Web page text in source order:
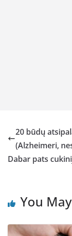
20 būdų
(Alzheimeri,
Dabar pats
You